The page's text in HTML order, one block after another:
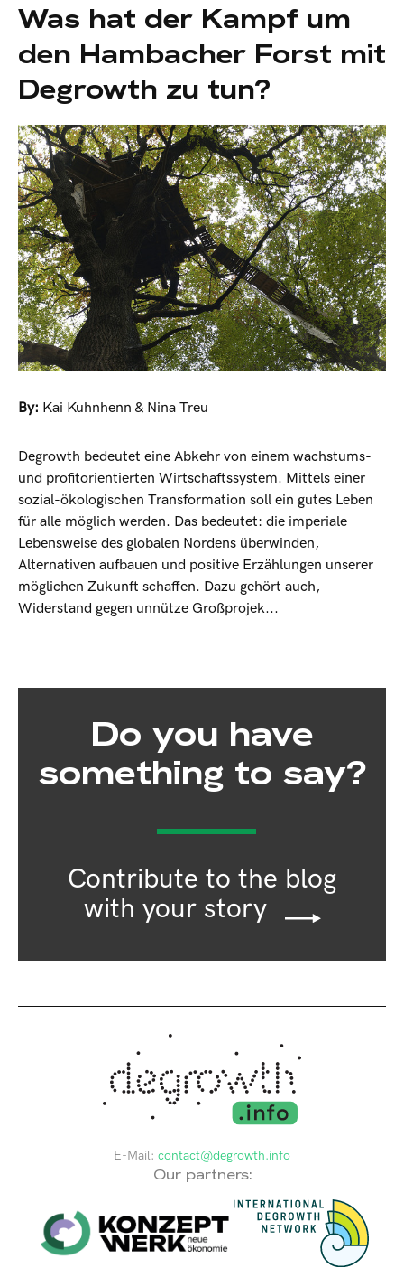
Was hat der Kampf um
den Hambacher Forst mit
Degrowth zu tun?
By: Kai Kuhnhenn & Nina Treu
Degrowth bedeutet eine Abkehr von einem wachstums-
und profitorientierten Wirtschaftssystem. Mittels einer
sozial-ökologischen Transformation soll ein gutes Leben
für alle möglich werden. Das bedeutet: die imperiale
Lebensweise des globalen Nordens überwinden,
Alternativen aufbauen und positive Erzählungen unserer
möglichen Zukunft schaffen. Dazu gehört auch,
Widerstand gegen unnütze Großprojek...
Do you have
something to say?
Contribute to the blog
with your story
E-Mail: contact@degrowth.info
Our partners: